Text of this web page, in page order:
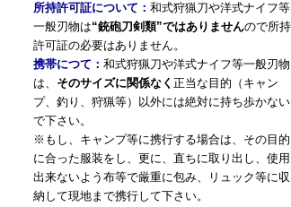
所持許可証について： 和式狩猟刀や洋式ナイフ等
一般刃物は“銃砲刀剣類”ではありませんので所持
許可証の必要はありません。
携帯につて： 和式狩猟刀や洋式ナイフ等一般刃物
は、 そのサイズに関係なく 正当な目的（キャン
プ、釣り、狩猟等）以外には絶対に持ち歩かない
で下さい。
※もし、キャンプ等に携行する場合は、その目的
に合った服装をし、更に、直ちに取り出し、使用
出来ないよう布等で厳重に包み、リュック等に収
納して現地まで携行して下さい。